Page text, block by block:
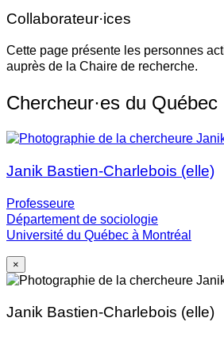
Collaborateur·ices
Cette page présente les personnes
auprès de la Chaire de recherche.
Chercheur·es du Québec
Janik Bastien-Charlebois (elle)
Professeure
Département de sociologie
Université du Québec à Montréal
×
Janik Bastien-Charlebois (elle)